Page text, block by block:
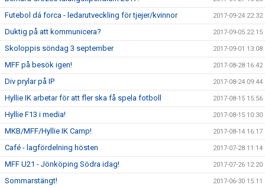
Futebol dá forca - ledarutveckling för tjejer/kvinnor 2017-09-24 22:32
Duktig på att kommunicera? 2017-09-05 22:15
Skoloppis söndag 3 september 2017-09-01 13:08
MFF på besök igen! 2017-08-28 16:42
Div prylar på IP 2017-08-24 09:44
Hyllie IK arbetar för att fler ska få spela fotboll 2017-08-15 15:56
Hyllie F13 i media! 2017-08-15 10:30
MKB/MFF/Hyllie IK Camp! 2017-08-14 16:17
Café - lagfördelning hösten 2017-07-28 11:14
MFF U21 - Jönköping Södra idag! 2017-07-26 12:20
Sommarstängt! 2017-06-30 15:11